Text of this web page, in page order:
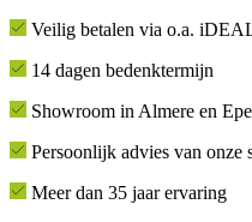
Veilig betalen via o.a.
14 dagen bedenktermijn
Showroom in Almere en Epe
Persoonlijk advies van onze
Meer dan 35 jaar ervaring